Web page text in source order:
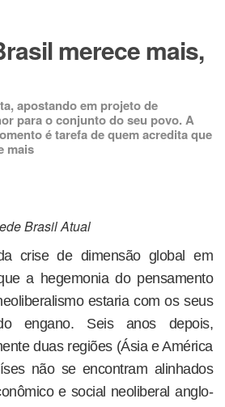
merece mais,
apostando em projeto de
para o conjunto do seu povo. A
é tarefa de quem acredita que
mais
Brasil Atual
crise de dimensão global em
a hegemonia do pensamento
estaria com os seus
engano. Seis anos depois,
duas regiões (Ásia e América
não se encontram alinhados
e social neoliberal anglo-